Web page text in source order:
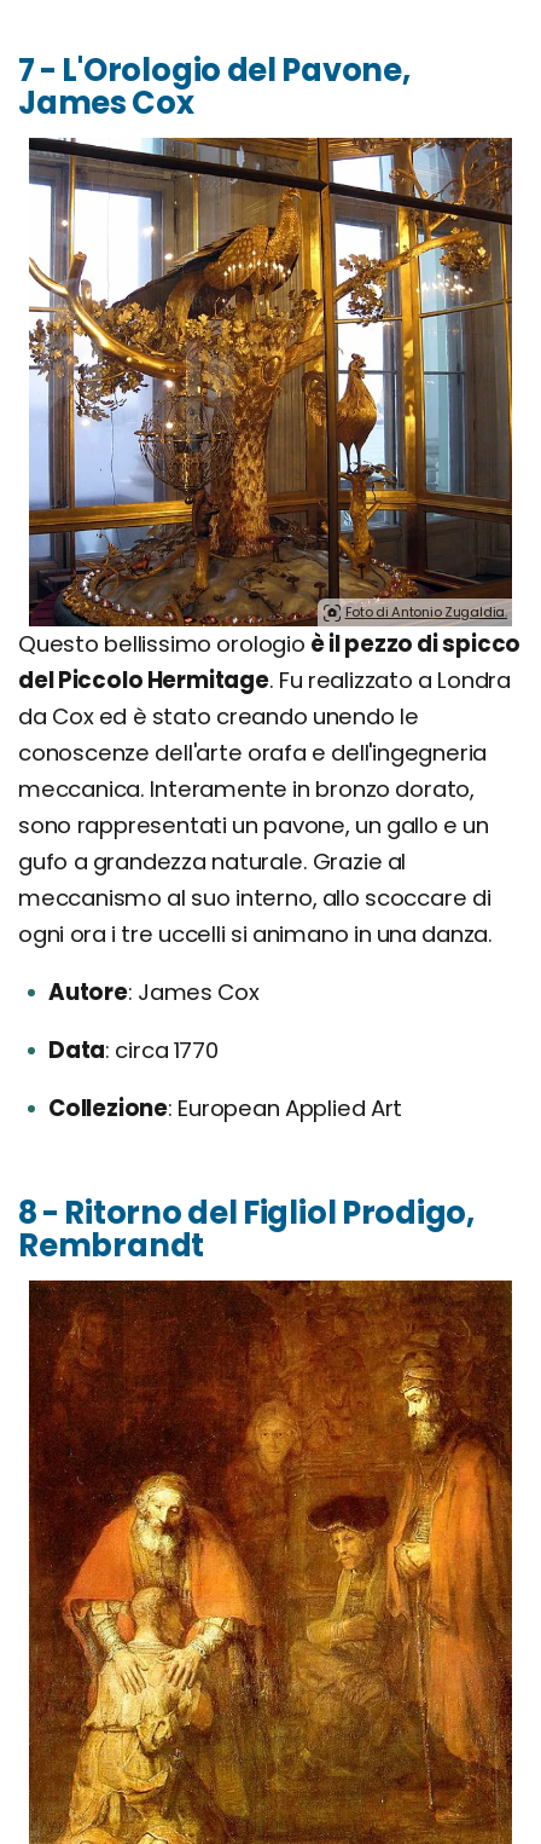
7 - L'Orologio del Pavone,
James Cox
Foto di Antonio Zugaldia.
Questo bellissimo orologio è il pezzo di spicco
del Piccolo Hermitage. Fu realizzato a Londra
da Cox ed è stato creando unendo le
conoscenze dell'arte orafa e dell'ingegneria
meccanica. Interamente in bronzo dorato,
sono rappresentati un pavone, un gallo e un
gufo a grandezza naturale. Grazie al
meccanismo al suo interno, allo scoccare di
ogni ora i tre uccelli si animano in una danza.
Autore James Cox
Data circa 1770
Collezione European Applied Art
8 - Ritorno del Figliol Prodigo,
Rembrandt